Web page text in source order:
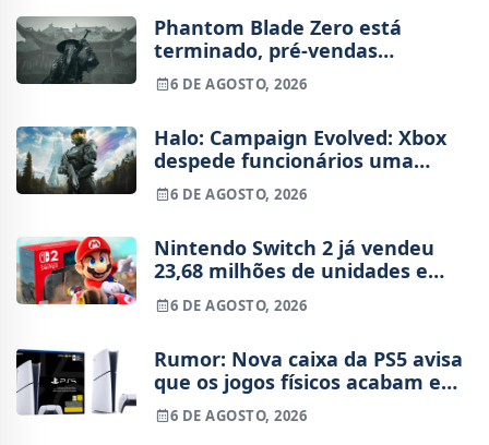
Phantom Blade Zero está
terminado, pré-vendas
começam na próxima semana
6 DE AGOSTO, 2026
Halo: Campaign Evolved: Xbox
despede funcionários uma
semana após o lançamento
6 DE AGOSTO, 2026
Nintendo Switch 2 já vendeu
23,68 milhões de unidades e
está 4 milhões à frente da
Switch original no mesmo
6 DE AGOSTO, 2026
Rumor: Nova caixa da PS5 avisa
que os jogos físicos acabam em
2028
6 DE AGOSTO, 2026